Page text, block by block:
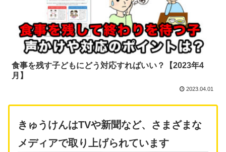
食事を残す子どもにどう対応すればいい？【2023年4
月】
2023.04.01
きゅうけんはTVや新聞など、さまざまな
メディアで取り上げられています